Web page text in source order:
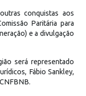
conquistas aos
Paritária para
e a divulgação
será representado
Fábio Sankley,